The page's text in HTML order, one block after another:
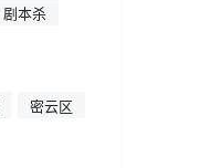
剧本杀
密云区